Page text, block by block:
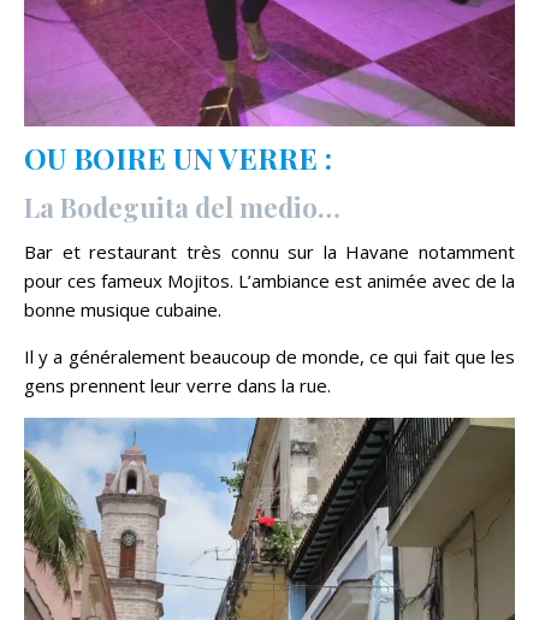
OU BOIRE UN VERRE :
La Bodeguita del medio…
Bar et restaurant très connu sur la Havane notamment
pour ces fameux Mojitos. L’ambiance est animée avec de la
bonne musique cubaine.
Il y a généralement beaucoup de monde, ce qui fait que les
gens prennent leur verre dans la rue.